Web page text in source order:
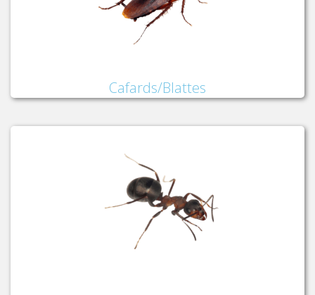
Cafards/Blattes